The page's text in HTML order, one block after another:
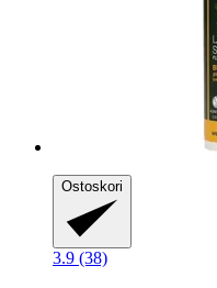
Ostoskori
3.9 (38)